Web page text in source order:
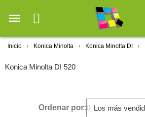
Inicio Konica Minolta Konica Minolta DI
Konica Minolta DI 520
Ordenar por: